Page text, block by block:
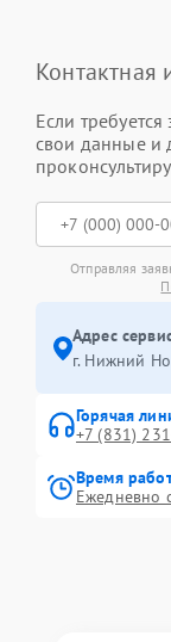
Если требуется
свои данные и
Отправляя
Адрес
г. Нижний
Горячая
+7 (831)
Время
Ежедневно